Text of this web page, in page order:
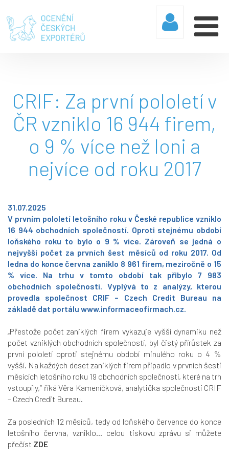
CRIF: Za první pololetí v
ČR vzniklo 16 944 firem,
o 9 % více než loni a
nejvíce od roku 2017
31.07.2025
V prvním pololetí letošního roku v České republice vzniklo
16 944 obchodních společností. Oproti stejnému období
loňského roku to bylo o 9 % více. Zároveň se jedná o
nejvyšší počet za prvních šest měsíců od roku 2017. Od
ledna do konce června zaniklo 8 961 firem, meziročně o 15
% více. Na trhu v tomto období tak přibylo 7 983
obchodních společností. Vyplývá to z analýzy, kterou
provedla společnost CRIF – Czech Credit Bureau na
základě dat portálu www.informaceofirmach.cz.
„Přestože počet zaniklých firem vykazuje vyšší dynamiku než
počet vzniklých obchodních společností, byl čistý přírůstek za
první pololetí oproti stejnému období minulého roku o 4 %
vyšší. Na každých deset zaniklých firem připadlo v prvních šesti
měsících letošního roku 19 obchodních společností, které na trh
vstoupily,“ říká Věra Kameníčková, analytička společnosti CRIF
– Czech Credit Bureau.
Za posledních 12 měsíců, tedy od loňského července do konce
letošního června, vzniklo... celou tiskovu zprávu si můžete
přečíst ZDE